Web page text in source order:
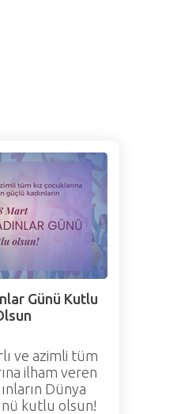
Günü Kutlu
ve azimli tüm
ilham veren
Dünya
kutlu olsun!